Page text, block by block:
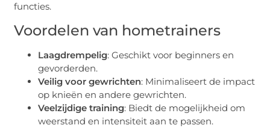
functies.
Voordelen van hometrainers
Laagdrempelig: Geschikt voor beginners en
gevorderden.
Veilig voor gewrichten: Minimaliseert de impact
op knieën en andere gewrichten.
Veelzijdige training: Biedt de mogelijkheid om
weerstand en intensiteit aan te passen.